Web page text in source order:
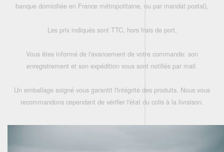
banque domiciliée en France métropolitaine, ou par mandat postal),
Les prix indiqués sont TTC, hors frais de port,
Vous êtes informé de l'avancement de votre commande: son
enregistrement et son expédition vous sont notifiés par mail.
Un emballage soigné vous garantit l'intégrité des produits. Nous vous
recommandons cependant de vérifier l'état du colis à la livraison.